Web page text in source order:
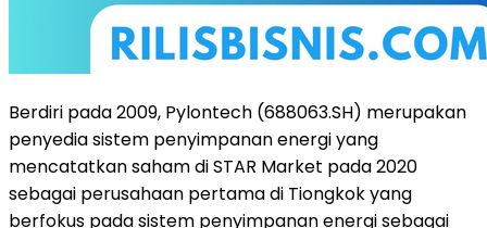
Berdiri pada 2009, Pylontech (688063.SH) merupakan
penyedia sistem penyimpanan energi yang
mencatatkan saham di STAR Market pada 2020
sebagai perusahaan pertama di Tiongkok yang
berfokus pada sistem penyimpanan energi sebagai